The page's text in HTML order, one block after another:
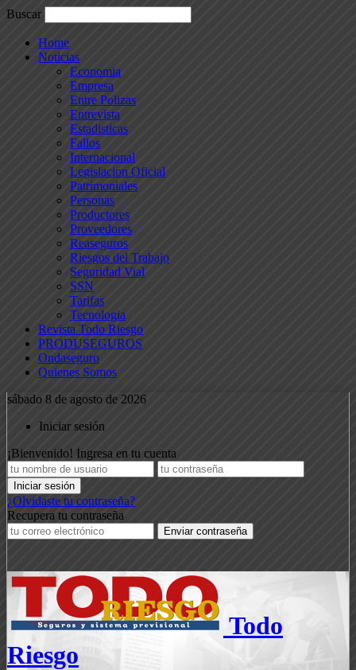
Buscar
Home
Noticias
Economia
Empresa
Entre Polizas
Entrevista
Estadisticas
Fallos
Internacional
Legislacion Oficial
Patrimoniales
Personas
Productores
Proveedores
Reaseguros
Riesgos del Trabajo
Seguridad Vial
SSN
Tarifas
Tecnologia
Revista Todo Riesgo
PRODUSEGUROS
Ondaseguro
Quienes Somos
sábado 8 de agosto de 2026
Iniciar sesión
¡Bienvenido! Ingresa en tu cuenta
¿Olvidaste tu contraseña?
Recupera tu contraseña
Todo
Riesgo